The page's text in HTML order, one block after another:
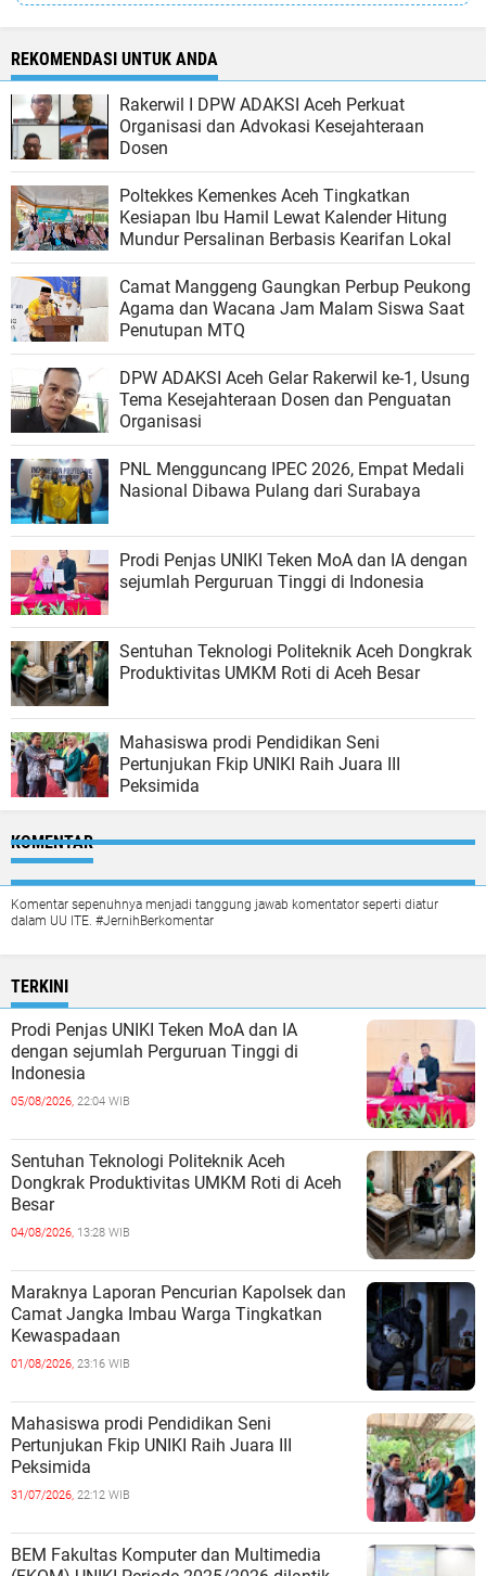
REKOMENDASI UNTUK ANDA
Rakerwil I DPW ADAKSI Aceh Perkuat
Organisasi dan Advokasi Kesejahteraan
Dosen
Poltekkes Kemenkes Aceh Tingkatkan
Kesiapan Ibu Hamil Lewat Kalender Hitung
Mundur Persalinan Berbasis Kearifan Lokal
Camat Manggeng Gaungkan Perbup Peukong
Agama dan Wacana Jam Malam Siswa Saat
Penutupan MTQ
DPW ADAKSI Aceh Gelar Rakerwil ke-1, Usung
Tema Kesejahteraan Dosen dan Penguatan
Organisasi
PNL Mengguncang IPEC 2026, Empat Medali
Nasional Dibawa Pulang dari Surabaya
Prodi Penjas UNIKI Teken MoA dan IA dengan
sejumlah Perguruan Tinggi di Indonesia
Sentuhan Teknologi Politeknik Aceh Dongkrak
Produktivitas UMKM Roti di Aceh Besar
Mahasiswa prodi Pendidikan Seni
Pertunjukan Fkip UNIKI Raih Juara III
Peksimida
KOMENTAR
Komentar sepenuhnya menjadi tanggung jawab komentator seperti diatur
dalam UU ITE. #JernihBerkomentar
TERKINI
Prodi Penjas UNIKI Teken MoA dan IA
dengan sejumlah Perguruan Tinggi di
Indonesia
05/08/2026, 22:04 WIB
Sentuhan Teknologi Politeknik Aceh
Dongkrak Produktivitas UMKM Roti di Aceh
Besar
04/08/2026, 13:28 WIB
Maraknya Laporan Pencurian Kapolsek dan
Camat Jangka Imbau Warga Tingkatkan
Kewaspadaan
01/08/2026, 23:16 WIB
Mahasiswa prodi Pendidikan Seni
Pertunjukan Fkip UNIKI Raih Juara III
Peksimida
31/07/2026, 22:12 WIB
BEM Fakultas Komputer dan Multimedia